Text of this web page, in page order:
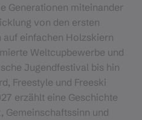
Generationen miteinander
von den ersten
einfachen Holzskiern
Weltcupbewerbe und
Jugendfestival bis hin
Freestyle und Freeski
erzählt eine Geschichte
und